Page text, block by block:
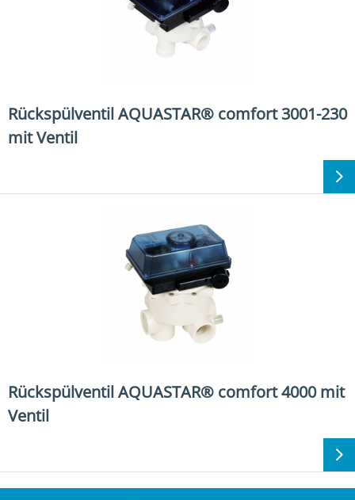
Rückspülventil AQUASTAR® comfort 3001-230
mit Ventil
Rückspülventil AQUASTAR® comfort 4000 mit
Ventil